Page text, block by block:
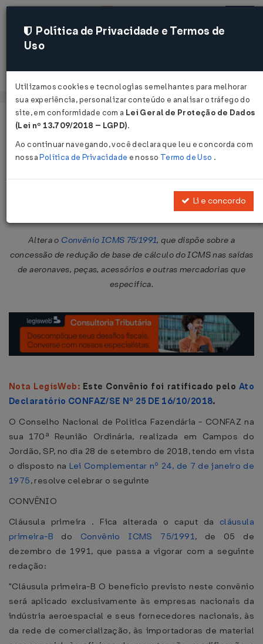
Acessar
Página Inicial Legislações
Convênio ICMS Nº 89 DE
Altera o Convênio ICMS 75/1991, que dispõe sobre a
concessão de redução de base de cálculo do ICMS nas saídas
de aeronaves, peças, acessórios e outras mercadorias que
especifica.
Nota LegisWeb: Este Convênio foi ratificado pelo Ato
Declaratório CONFAZ/SE Nº 25 DE 16/10/2018.
O Conselho Nacional de Política Fazendária - CONFAZ na
sua 170ª Reunião Ordinária, realizada em Campos do
Jordão, SP, no dia 28 de setembro de 2018, tendo em vista
o disposto na Lei Complementar nº 24, de 7 de janeiro de
1975, resolve celebrar o seguinte
CONVÊNIO
Cláusula primeira . Fica alterada o caput da cláusula
primeira-B do Convênio ICMS 75/1991, de 05 de
dezembro de 1991, que passa a vigorar com a seguinte
redação:
"Cláusula primeira-B O benefício previsto neste convênio
será aplicado exclusivamente às empresas nacionais da
indústria aeroespacial e seus fornecedores nacionais, às
da rede de comercialização, às importadoras de material
Política de Privacidade e Termos de
Uso
Utilizamos cookies e tecnologias semelhantes para melhorar
sua experiência, personalizar conteúdo e analisar o tráfego do
site, em conformidade com a Lei Geral de Proteção de Dados
(Lei nº 13.709/2018 – LGPD).
Ao continuar navegando, você declara que leu e concorda com
nossaPolítica de Privacidade e nosso Termo de Uso .
Li e concordo